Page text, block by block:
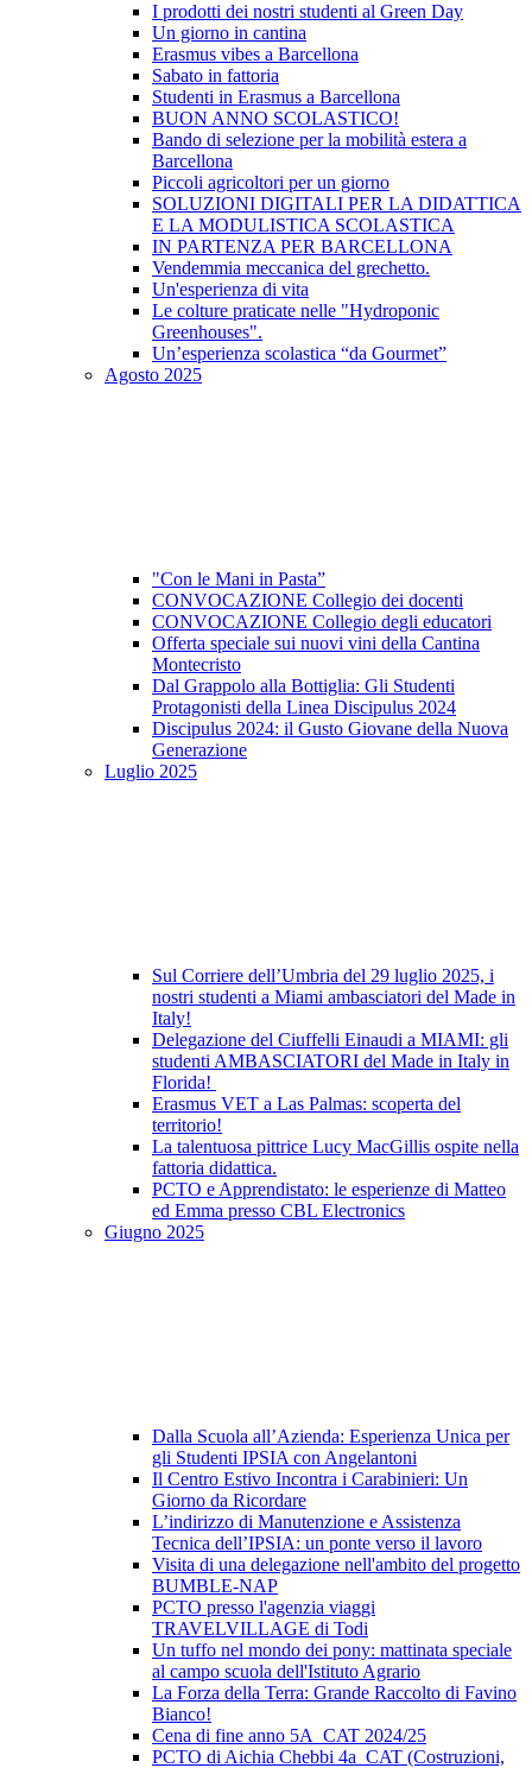
I prodotti dei nostri studenti al Green Day
Un giorno in cantina
Erasmus vibes a Barcellona
Sabato in fattoria
Studenti in Erasmus a Barcellona
BUON ANNO SCOLASTICO!
Bando di selezione per la mobilità estera a
Barcellona
Piccoli agricoltori per un giorno
SOLUZIONI DIGITALI PER LA DIDATTICA
E LA MODULISTICA SCOLASTICA
IN PARTENZA PER BARCELLONA
Vendemmia meccanica del grechetto.
Un'esperienza di vita
Le colture praticate nelle "Hydroponic
Greenhouses".
Un’esperienza scolastica “da Gourmet”
Agosto 2025
"Con le Mani in Pasta”
CONVOCAZIONE Collegio dei docenti
CONVOCAZIONE Collegio degli educatori
Offerta speciale sui nuovi vini della Cantina
Montecristo
Dal Grappolo alla Bottiglia: Gli Studenti
Protagonisti della Linea Discipulus 2024
Discipulus 2024: il Gusto Giovane della Nuova
Generazione
Luglio 2025
Sul Corriere dell’Umbria del 29 luglio 2025, i
nostri studenti a Miami ambasciatori del Made in
Italy!
Delegazione del Ciuffelli Einaudi a MIAMI: gli
studenti AMBASCIATORI del Made in Italy in
Florida!
Erasmus VET a Las Palmas: scoperta del
territorio!
La talentuosa pittrice Lucy MacGillis ospite nella
fattoria didattica.
PCTO e Apprendistato: le esperienze di Matteo
ed Emma presso CBL Electronics
Giugno 2025
Dalla Scuola all’Azienda: Esperienza Unica per
gli Studenti IPSIA con Angelantoni
Il Centro Estivo Incontra i Carabinieri: Un
Giorno da Ricordare
L’indirizzo di Manutenzione e Assistenza
Tecnica dell’IPSIA: un ponte verso il lavoro
Visita di una delegazione nell'ambito del progetto
BUMBLE-NAP
PCTO presso l'agenzia viaggi
TRAVELVILLAGE di Todi
Un tuffo nel mondo dei pony: mattinata speciale
al campo scuola dell'Istituto Agrario
La Forza della Terra: Grande Raccolto di Favino
Bianco!
Cena di fine anno 5A_CAT 2024/25
PCTO di Aichia Chebbi 4a_CAT (Costruzioni,